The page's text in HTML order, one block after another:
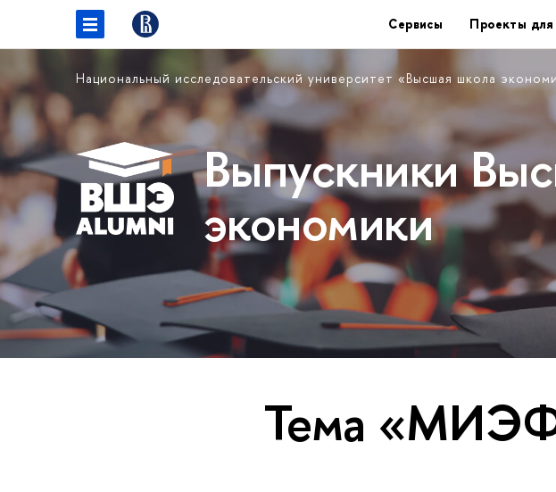
Сервисы Проекты для
Национальный исследовательский университет «Высшая школа
Выпускники
экономики
Тема